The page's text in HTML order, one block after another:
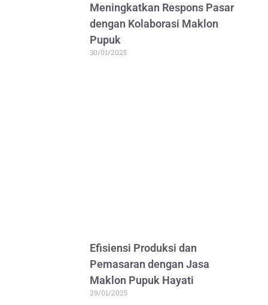
Meningkatkan Respons Pasar
dengan Kolaborasi Maklon
Pupuk
30/01/2025
Efisiensi Produksi dan
Pemasaran dengan Jasa
Maklon Pupuk Hayati
29/01/2025